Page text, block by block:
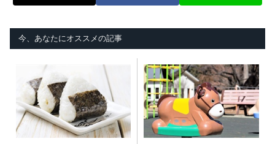
今、あなたにオススメの記事